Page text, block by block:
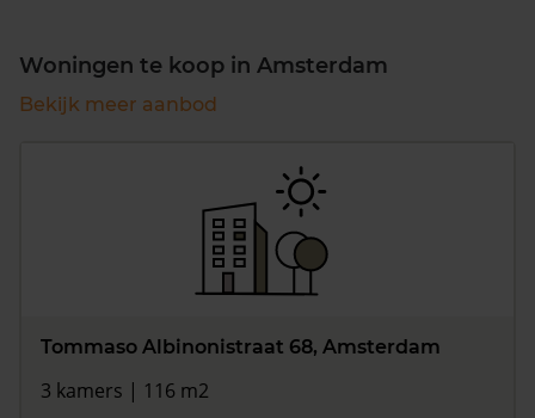
Woningen te koop in Amsterdam
Bekijk meer aanbod
Tommaso Albinonistraat 68, Amsterdam
3 kamers | 116 m2